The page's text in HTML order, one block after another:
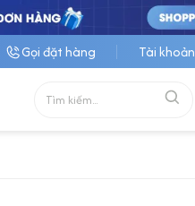
Gọi đặt hàng Tài khoản